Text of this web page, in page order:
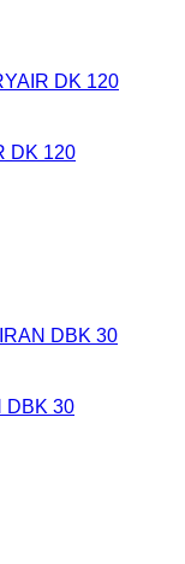
DK 120
DBK 30